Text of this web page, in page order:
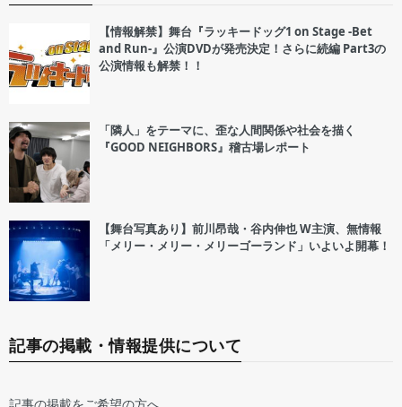
【情報解禁】舞台『ラッキードッグ1 on Stage -Bet
and Run-』公演DVDが発売決定！さらに続編 Part3の
公演情報も解禁！！
「隣人」をテーマに、歪な人間関係や社会を描く
『GOOD NEIGHBORS』稽古場レポート
【舞台写真あり】前川昂哉・谷内伸也 W主演、無情報
「メリー・メリー・メリーゴーランド」いよいよ開幕！
記事の掲載・情報提供について